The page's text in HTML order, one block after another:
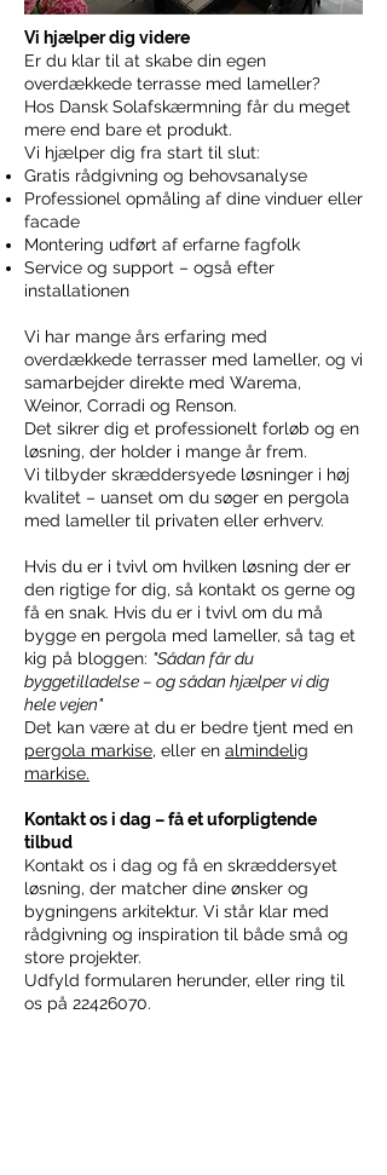
Vi hjælper dig videre
Er du klar til at skabe din egen
overdækkede terrasse med lameller?
Hos Dansk Solafskærmning får du meget
mere end bare et produkt.
Vi hjælper dig fra start til slut:
Gratis rådgivning og behovsanalyse
Professionel opmåling af dine vinduer eller
facade
Montering udført af erfarne fagfolk
Service og support – også efter
installationen
Vi har mange års erfaring med
overdækkede terrasser med lameller, og vi
samarbejder direkte med Warema,
Weinor, Corradi og Renson.
Det sikrer dig et professionelt forløb og en
løsning, der holder i mange år frem.
Vi tilbyder skræddersyede løsninger i høj
kvalitet – uanset om du søger en pergola
med lameller til privaten eller erhverv.
Hvis du er i tvivl om hvilken løsning der er
den rigtige for dig, så kontakt os gerne og
få en snak. Hvis du er i tvivl om du må
bygge en pergola med lameller, så tag et
kig på bloggen: "Sådan får du
byggetilladelse – og sådan hjælper vi dig
hele vejen"
Det kan være at du er bedre tjent med en
pergola markise, eller en almindelig
markise.
Kontakt os i dag – få et uforpligtende
tilbud
Kontakt os i dag og få en skræddersyet
løsning, der matcher dine ønsker og
bygningens arkitektur. Vi står klar med
rådgivning og inspiration til både små og
store projekter.
Udfyld formularen herunder, eller ring til
os på 22426070.